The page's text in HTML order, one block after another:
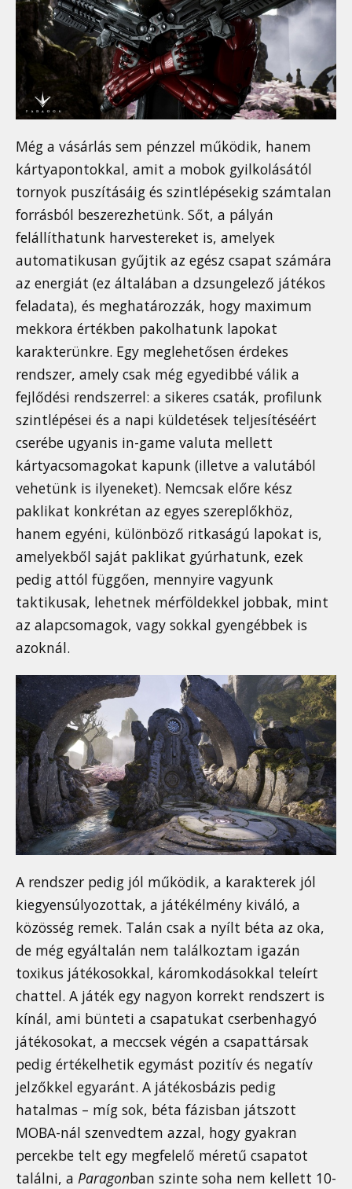
Még a vásárlás sem pénzzel működik, hanem
kártyapontokkal, amit a mobok gyilkolásától
tornyok puszításáig és szintlépésekig számtalan
forrásból beszerezhetünk. Sőt, a pályán
felállíthatunk harvestereket is, amelyek
automatikusan gyűjtik az egész csapat számára
az energiát (ez általában a dzsungelező játékos
feladata), és meghatározzák, hogy maximum
mekkora értékben pakolhatunk lapokat
karakterünkre. Egy meglehetősen érdekes
rendszer, amely csak még egyedibbé válik a
fejlődési rendszerrel: a sikeres csaták, profilunk
szintlépései és a napi küldetések teljesítéséért
cserébe ugyanis in-game valuta mellett
kártyacsomagokat kapunk (illetve a valutából
vehetünk is ilyeneket). Nemcsak előre kész
paklikat konkrétan az egyes szereplőkhöz,
hanem egyéni, különböző ritkaságú lapokat is,
amelyekből saját paklikat gyúrhatunk, ezek
pedig attól függően, mennyire vagyunk
taktikusak, lehetnek mérföldekkel jobbak, mint
az alapcsomagok, vagy sokkal gyengébbek is
azoknál.
A rendszer pedig jól működik, a karakterek jól
kiegyensúlyozottak, a játékélmény kiváló, a
közösség remek. Talán csak a nyílt béta az oka,
de még egyáltalán nem találkoztam igazán
toxikus játékosokkal, káromkodásokkal teleírt
chattel. A játék egy nagyon korrekt rendszert is
kínál, ami bünteti a csapatukat cserbenhagyó
játékosokat, a meccsek végén a csapattársak
pedig értékelhetik egymást pozitív és negatív
jelzőkkel egyaránt. A játékosbázis pedig
hatalmas – míg sok, béta fázisban játszott
MOBA-nál szenvedtem azzal, hogy gyakran
percekbe telt egy megfelelő méretű csapatot
találni, a Paragonban szinte soha nem kellett 10-